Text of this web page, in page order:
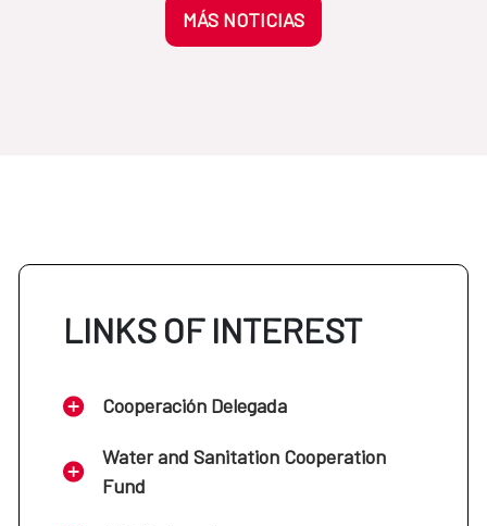
MÁS NOTICIAS
LINKS OF INTEREST
Cooperación Delegada
Water and Sanitation Cooperation
Fund